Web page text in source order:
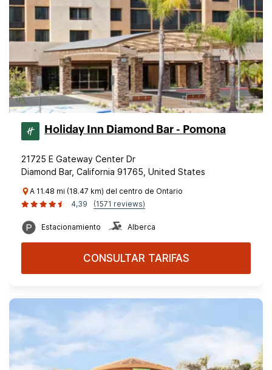
Holiday Inn Diamond Bar - Pomona
21725 E Gateway Center Dr
Diamond Bar, California 91765, United States
A 11.48 mi (18.47 km) del centro de Ontario
4,39
(1571 reviews)
Estacionamiento Alberca
CONSULTAR TARIFAS